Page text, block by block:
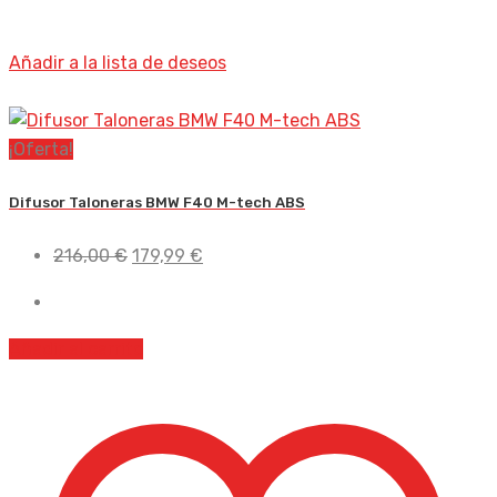
Añadir a la lista de deseos
¡Oferta!
Difusor Taloneras BMW F40 M-tech ABS
216,00€ El
era:
179,99 €